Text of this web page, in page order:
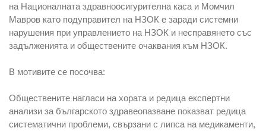
на Националната здравноосигурителна каса и Момчил
Мавров като подуправител на НЗОК е заради системни
нарушения при управлението на НЗОК и несправянето със
задълженията и обществените очаквания към НЗОК.
В мотивите се посочва:
Обществените нагласи на хората и редица експертни
анализи за българското здравеопазване показват редица
систематични проблеми, свързани с липса на медикаменти,